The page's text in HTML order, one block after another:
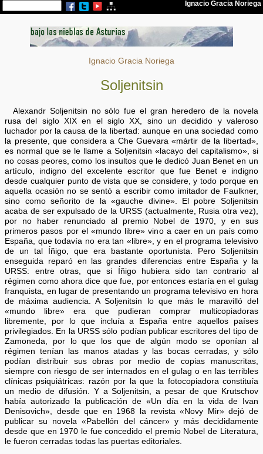
Ignacio Gracia Noriega
Soljenitsin
Alexandr Soljenitsin no sólo fue el gran heredero de la novela
rusa del siglo XIX en el siglo XX, sino un decidido y valeroso
luchador por la causa de la libertad: aunque en una sociedad como
la presente, que considera a Che Guevara «mártir de la libertad»,
es normal que se le llame a Soljenitsin «lacayo del capitalismo», si
no cosas peores, como los insultos que le dedicó Juan Benet en un
artículo, indigno del excelente escritor que fue Benet e indigno
desde cualquier punto de vista que se considere, y todo porque en
aquella ocasión no se sentó a escribir como imitador de Faulkner,
sino como señorito de la «gauche divine». El pobre Soljenitsin
acaba de ser expulsado de la URSS (actualmente, Rusia otra vez),
por no haber renunciado al premio Nobel de 1970, y en sus
primeros pasos por el «mundo libre» vino a caer en un país como
España, que todavía no era tan «libre», y en el programa televisivo
de un tal Íñigo, que era bastante oportunista. Pero Soljenitsin
enseguida reparó en las grandes diferencias entre España y la
URSS: entre otras, que si Íñigo hubiera sido tan contrario al
régimen como ahora dice que fue, por entonces estaría en el gulag
franquista, en lugar de presentando un programa televisivo en hora
de máxima audiencia. A Soljenitsin lo que más le maravilló del
«mundo libre» era que pudieran comprar multicopiadoras
libremente, por lo que incluía a España entre aquellos países
privilegiados. En la URSS sólo podían publicar escritores del tipo de
Zamoneda, por lo que los que de algún modo se oponían al
régimen tenían las manos atadas y las bocas cerradas, y sólo
podían distribuir sus obras por medio de copias manuscritas,
siempre con riesgo de ser internados en el gulag o en las terribles
clínicas psiquiátricas: razón por la que la fotocopiadora constituía
un medio de difusión. Y a Soljenitsin, a pesar de que Krutschov
había autorizado la publicación de «Un día en la vida de Ivan
Denisovich», desde que en 1968 la revista «Novy Mir» dejó de
publicar su novela «Pabellón del cáncer» y más decididamente
desde que en 1970 le fue concedido el premio Nobel de Literatura,
le fueron cerradas todas las puertas editoriales.